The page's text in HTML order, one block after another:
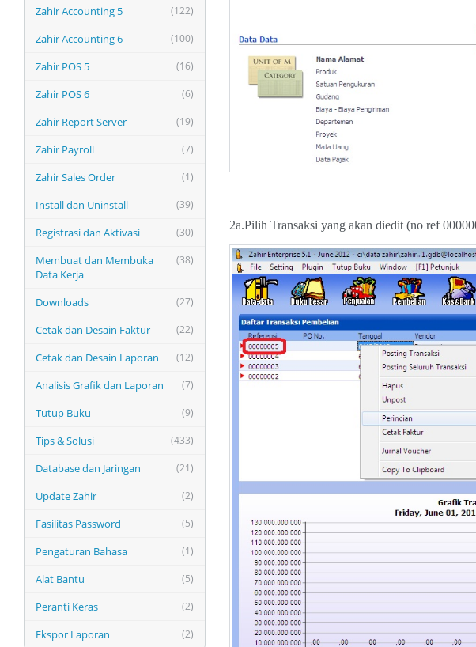
(122)
Zahir Accounting 5
(100)
Zahir Accounting 6
(16)
Zahir POS 5
(6)
Zahir POS 6
(19)
Zahir Report Server
(7)
Zahir Payroll
(1)
Zahir Sales Order
(39)
Install dan Uninstall
(30)
Registrasi dan Aktivasi
(38)
Membuat dan Membuka
Data Kerja
(27)
Downloads
(22)
Cetak dan Desain Faktur
(12)
Cetak dan Desain Laporan
(7)
Analisis Grafik dan Laporan
(9)
Tutup Buku
(433)
Tips & Solusi
(21)
Database dan Jaringan
(2)
Update Zahir
(5)
Fasilitas Password
(1)
Pengaturan Bahasa
(5)
Alat Bantu
(2)
Peranti Keras
(2)
Ekspor Laporan
2a.Pilih Transaksi yang akan diedit (no ref